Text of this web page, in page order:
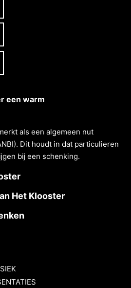
een warm
als een algemeen nut
Dit houdt in dat particulieren
bĳ een schenking.
Het Klooster